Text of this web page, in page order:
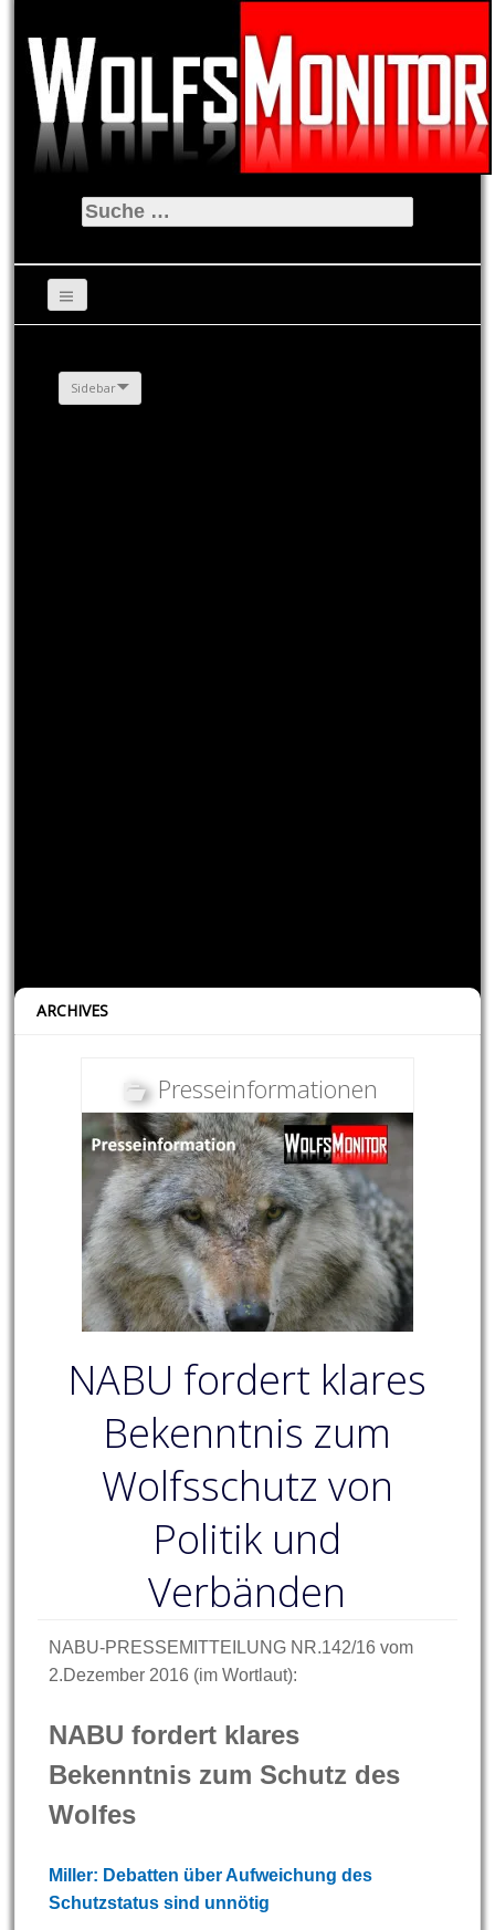
Suche
nach:
Sidebar
ARCHIVES
Presseinformationen
NABU fordert klares
Bekenntnis zum
Wolfsschutz von
Politik und
Verbänden
NABU-PRESSEMITTEILUNG NR.142/16 vom
2.Dezember 2016 (im Wortlaut):
NABU fordert klares
Bekenntnis zum Schutz des
Wolfes
Miller: Debatten über Aufweichung des
Schutzstatus sind unnötig